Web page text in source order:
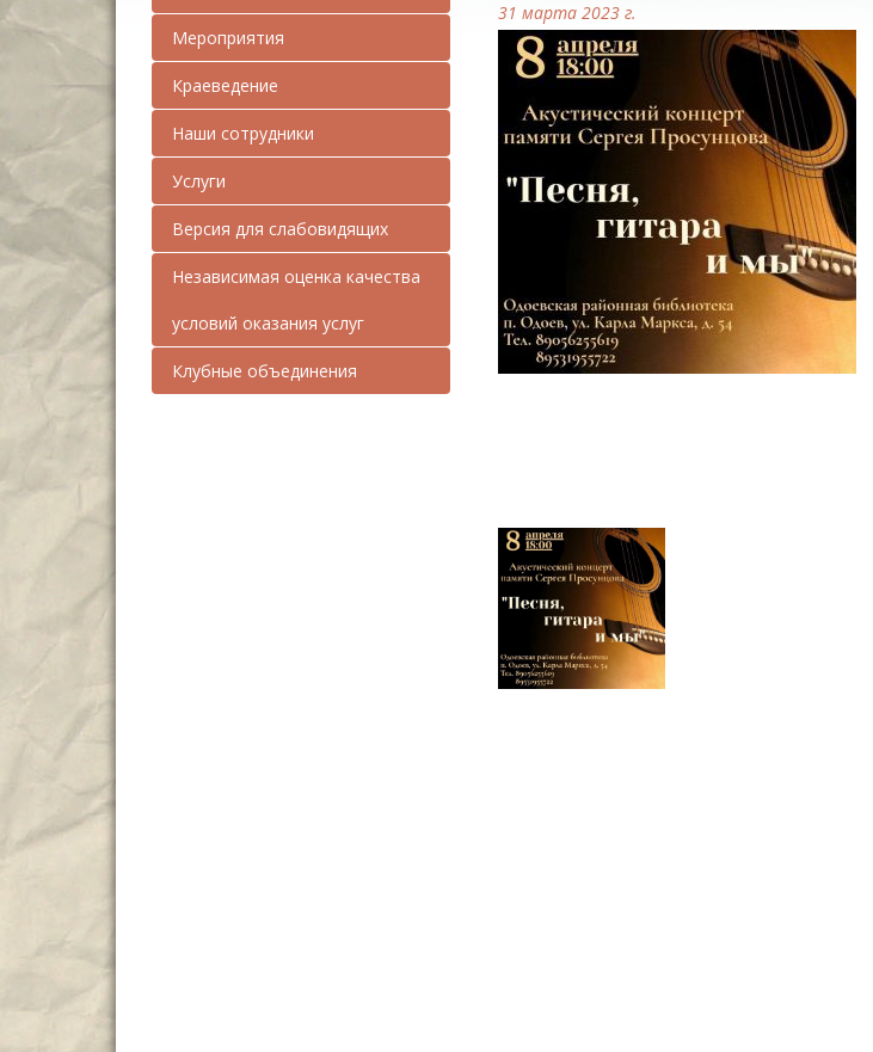
Мероприятия
Краеведение
Наши сотрудники
Услуги
Версия для слабовидящих
Независимая оценка качества
условий оказания услуг
Клубные объединения
31 марта 2023 г.